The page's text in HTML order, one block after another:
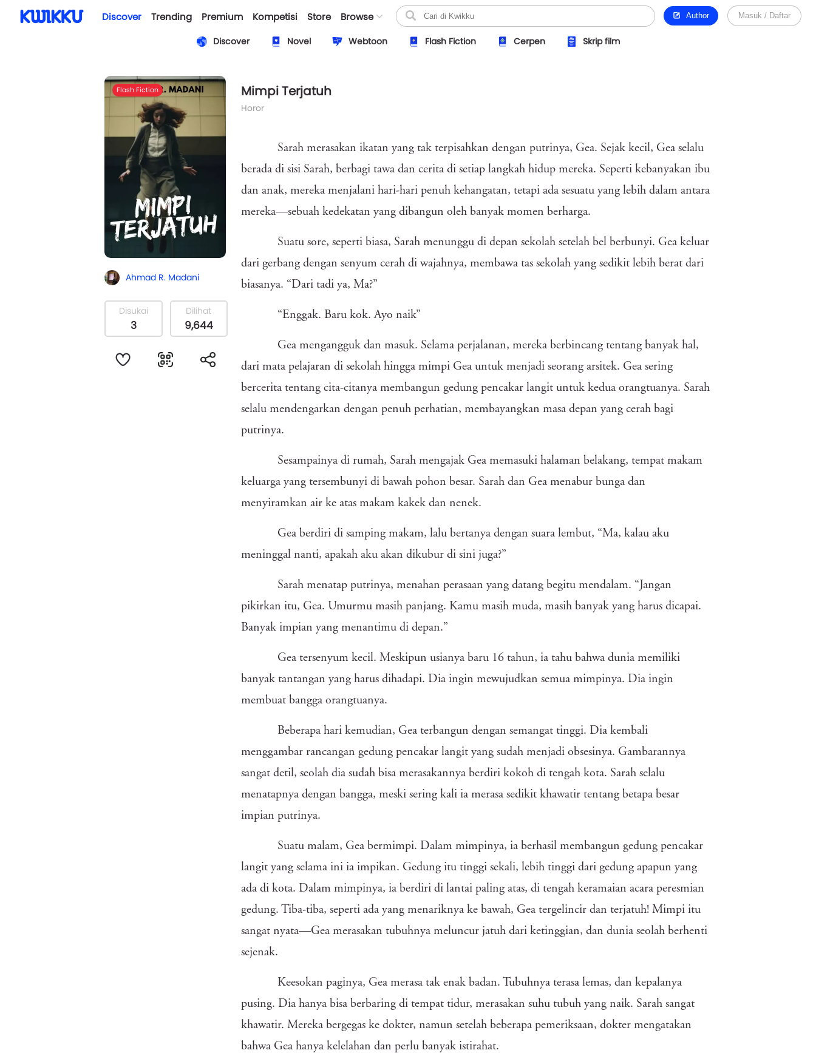
Discover Trending Premium Kompetisi Store Browse Author Masuk / Daftar
Discover Novel Webtoon Flash Fiction Cerpen Skrip film
Flash Fiction
Ahmad R. Madani
Disukai
3
Dilihat
9,644
Mimpi Terjatuh
Horor
Sarah merasakan ikatan yang tak terpisahkan dengan putrinya, Gea. Sejak kecil, Gea selalu
berada di sisi Sarah, berbagi tawa dan cerita di setiap langkah hidup mereka. Seperti kebanyakan ibu
dan anak, mereka menjalani hari-hari penuh kehangatan, tetapi ada sesuatu yang lebih dalam antara
mereka—sebuah kedekatan yang dibangun oleh banyak momen berharga.
Suatu sore, seperti biasa, Sarah menunggu di depan sekolah setelah bel berbunyi. Gea keluar
dari gerbang dengan senyum cerah di wajahnya, membawa tas sekolah yang sedikit lebih berat dari
biasanya. “Dari tadi ya, Ma?”
“Enggak. Baru kok. Ayo naik”
Gea mengangguk dan masuk. Selama perjalanan, mereka berbincang tentang banyak hal,
dari mata pelajaran di sekolah hingga mimpi Gea untuk menjadi seorang arsitek. Gea sering
bercerita tentang cita-citanya membangun gedung pencakar langit untuk kedua orangtuanya. Sarah
selalu mendengarkan dengan penuh perhatian, membayangkan masa depan yang cerah bagi
putrinya.
Sesampainya di rumah, Sarah mengajak Gea memasuki halaman belakang, tempat makam
keluarga yang tersembunyi di bawah pohon besar. Sarah dan Gea menabur bunga dan
menyiramkan air ke atas makam kakek dan nenek.
Gea berdiri di samping makam, lalu bertanya dengan suara lembut, “Ma, kalau aku
meninggal nanti, apakah aku akan dikubur di sini juga?”
Sarah menatap putrinya, menahan perasaan yang datang begitu mendalam. “Jangan
pikirkan itu, Gea. Umurmu masih panjang. Kamu masih muda, masih banyak yang harus dicapai.
Banyak impian yang menantimu di depan.”
Gea tersenyum kecil. Meskipun usianya baru 16 tahun, ia tahu bahwa dunia memiliki
banyak tantangan yang harus dihadapi. Dia ingin mewujudkan semua mimpinya. Dia ingin
membuat bangga orangtuanya.
Beberapa hari kemudian, Gea terbangun dengan semangat tinggi. Dia kembali
menggambar rancangan gedung pencakar langit yang sudah menjadi obsesinya. Gambarannya
sangat detil, seolah dia sudah bisa merasakannya berdiri kokoh di tengah kota. Sarah selalu
menatapnya dengan bangga, meski sering kali ia merasa sedikit khawatir tentang betapa besar
impian putrinya.
Suatu malam, Gea bermimpi. Dalam mimpinya, ia berhasil membangun gedung pencakar
langit yang selama ini ia impikan. Gedung itu tinggi sekali, lebih tinggi dari gedung apapun yang
ada di kota. Dalam mimpinya, ia berdiri di lantai paling atas, di tengah keramaian acara peresmian
gedung. Tiba-tiba, seperti ada yang menariknya ke bawah, Gea tergelincir dan terjatuh! Mimpi itu
sangat nyata—Gea merasakan tubuhnya meluncur jatuh dari ketinggian, dan dunia seolah berhenti
sejenak.
Keesokan paginya, Gea merasa tak enak badan. Tubuhnya terasa lemas, dan kepalanya
pusing. Dia hanya bisa berbaring di tempat tidur, merasakan suhu tubuh yang naik. Sarah sangat
khawatir. Mereka bergegas ke dokter, namun setelah beberapa pemeriksaan, dokter mengatakan
bahwa Gea hanya kelelahan dan perlu banyak istirahat.